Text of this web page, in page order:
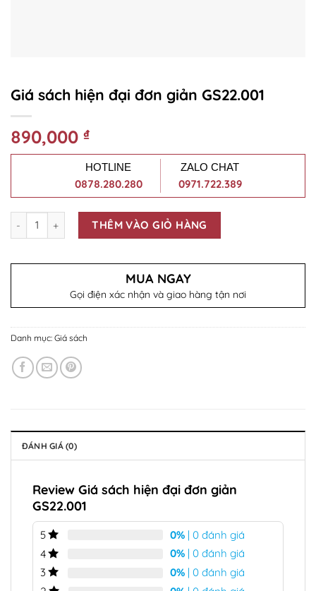
Giá sách hiện đại đơn giản GS22.001
890,000 ₫
HOTLINE
0878.280.280
ZALO CHAT
0971.722.389
Số lượng THÊM VÀO GIỎ HÀNG
MUA NGAY
Gọi điện xác nhận và giao hàng tận nơi
Danh mục: Giá sách
ĐÁNH GIÁ (0)
Review Giá sách hiện đại đơn giản
GS22.001
5 0% | 0 đánh giá
4
0% | 0 đánh giá
3
0% | 0 đánh giá